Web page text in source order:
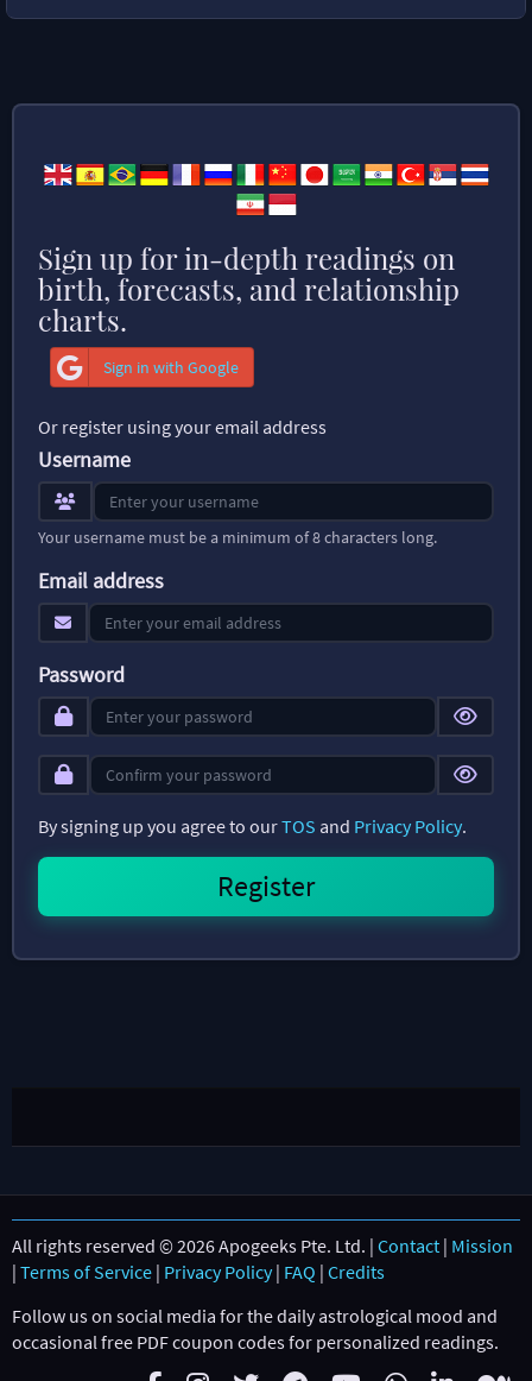
Sign up for in-depth readings on
birth, forecasts, and relationship
charts.
Sign in with Google
Or register using your email address
Username
Your username must be a minimum of 8 characters long.
Email address
Password
By signing up you agree to ourTOS and Privacy Policy.
All rights reserved © 2026 Apogeeks Pte. Ltd. | Contact | Mission
| Terms of Service | Privacy Policy| FAQ | Credits
Follow us on social media for the daily astrological mood and
occasional free PDF coupon codes for personalized readings.